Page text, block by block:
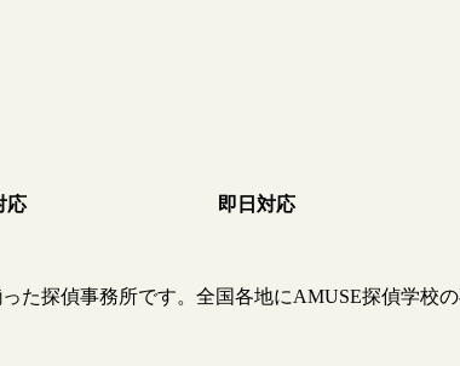
応 即日対応
探偵事務所です。全国各地にAMUSE探偵学校